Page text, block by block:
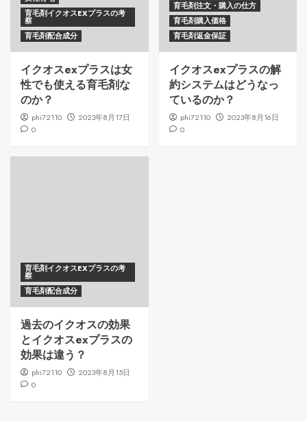
育毛剤イクオスEXプラスの考
察
育毛剤配合成分
イクオスexプラスは女
性でも使える育毛剤な
のか？
phi72110
2023年8月17日
0
育毛剤注文・購入の仕方
育毛剤購入価格
育毛剤返金保証
イクオスexプラスの解
約システムはどうなっ
ているのか？
phi72110
2023年8月16日
0
育毛剤イクオスEXプラスの考
察
育毛剤配合成分
過去のイクオスの効果
とイクオスexプラスの
効果は違う？
phi72110
2023年8月15日
0